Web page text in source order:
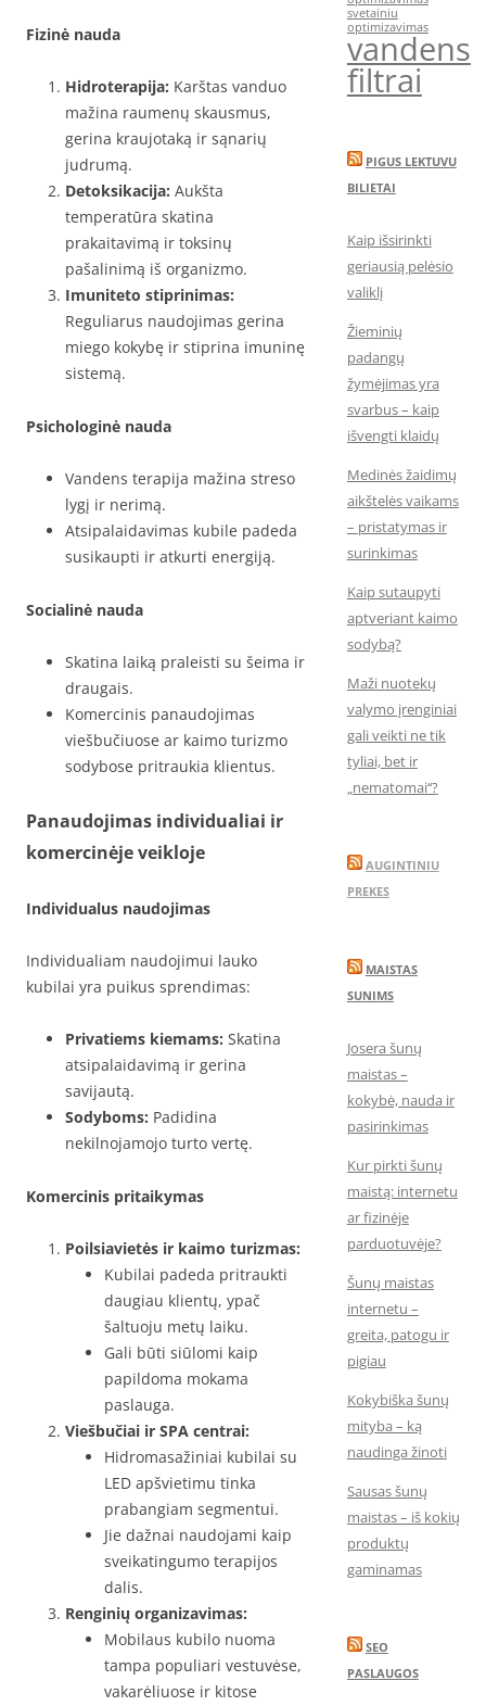
Fizinė nauda
Hidroterapija: Karštas vanduo
mažina raumenų skausmus,
gerina kraujotaką ir sąnarių
judrumą.
Detoksikacija: Aukšta
temperatūra skatina
prakaitavimą ir toksinų
pašalinimą iš organizmo.
Imuniteto stiprinimas:
Reguliarus naudojimas gerina
miego kokybę ir stiprina imuninę
sistemą.
Psichologinė nauda
Vandens terapija mažina streso
lygį ir nerimą.
Atsipalaidavimas kubile padeda
susikaupti ir atkurti energiją.
Socialinė nauda
Skatina laiką praleisti su šeima ir
draugais.
Komercinis panaudojimas
viešbučiuose ar kaimo turizmo
sodybose pritraukia klientus.
Panaudojimas individualiai ir
komercinėje veikloje
Individualus naudojimas
Individualiam naudojimui lauko
kubilai yra puikus sprendimas:
Privatiems kiemams: Skatina
atsipalaidavimą ir gerina
savijautą.
Sodyboms: Padidina
nekilnojamojo turto vertę.
Komercinis pritaikymas
Poilsiavietės ir kaimo turizmas:
Kubilai padeda pritraukti
daugiau klientų, ypač
šaltuoju metų laiku.
Gali būti siūlomi kaip
papildoma mokama
paslauga.
Viešbučiai ir SPA centrai:
Hidromasažiniai kubilai su
LED apšvietimu tinka
prabangiam segmentui.
Jie dažnai naudojami kaip
sveikatingumo terapijos
dalis.
Renginių organizavimas:
Mobilaus kubilo nuoma
tampa populiari vestuvėse,
vakarėliuose ir kitose
svetainiu
optimizavimas
vandens
filtrai
PIGUS LEKTUVU
BILIETAI
Kaip išsirinkti
geriausią pelėsio
valiklį
Žieminių
padangų
žymėjimas yra
svarbus – kaip
išvengti klaidų
Medinės žaidimų
aikštelės vaikams
– pristatymas ir
surinkimas
Kaip sutaupyti
aptveriant kaimo
sodybą?
Maži nuotekų
valymo įrenginiai
gali veikti ne tik
tyliai, bet ir
„nematomai‘‘?
AUGINTINIU
PREKES
MAISTAS
SUNIMS
Josera šunų
maistas –
kokybė, nauda ir
pasirinkimas
Kur pirkti šunų
maistą: internetu
ar fizinėje
parduotuvėje?
Šunų maistas
internetu –
greita, patogu ir
pigiau
Kokybiška šunų
mityba – ką
naudinga žinoti
Sausas šunų
maistas – iš kokių
produktų
gaminamas
SEO
PASLAUGOS